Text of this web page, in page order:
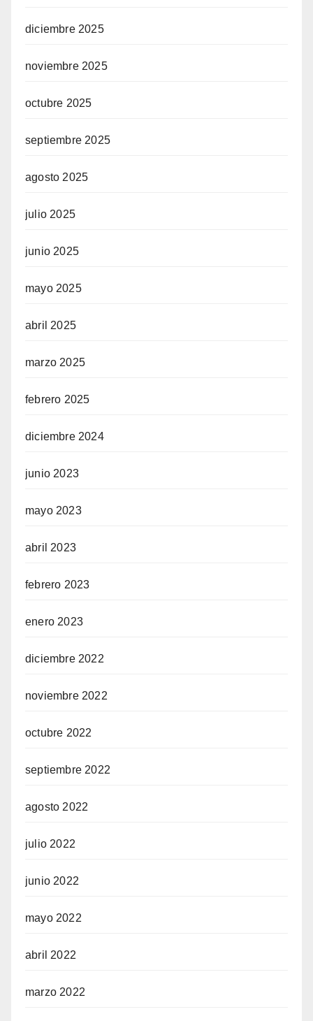
diciembre 2025
noviembre 2025
octubre 2025
septiembre 2025
agosto 2025
julio 2025
junio 2025
mayo 2025
abril 2025
marzo 2025
febrero 2025
diciembre 2024
junio 2023
mayo 2023
abril 2023
febrero 2023
enero 2023
diciembre 2022
noviembre 2022
octubre 2022
septiembre 2022
agosto 2022
julio 2022
junio 2022
mayo 2022
abril 2022
marzo 2022